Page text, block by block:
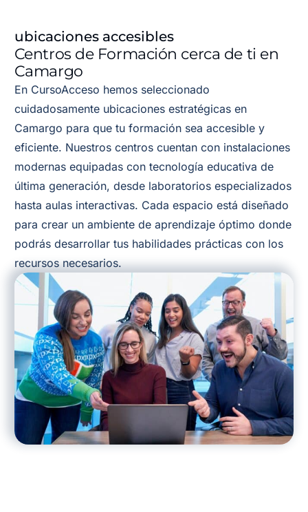
ubicaciones accesibles
Centros de Formación cerca de ti en
Camargo
En CursoAcceso hemos seleccionado
cuidadosamente ubicaciones estratégicas en
Camargo para que tu formación sea accesible y
eficiente. Nuestros centros cuentan con instalaciones
modernas equipadas con tecnología educativa de
última generación, desde laboratorios especializados
hasta aulas interactivas. Cada espacio está diseñado
para crear un ambiente de aprendizaje óptimo donde
podrás desarrollar tus habilidades prácticas con los
recursos necesarios.